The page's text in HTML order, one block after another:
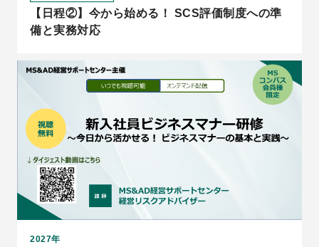
【日程②】今から始める！ SCS評価制度への準
備と実務対応
2027年